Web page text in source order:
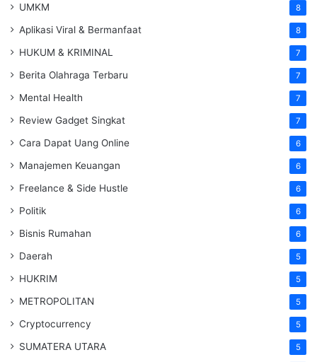
UMKM 8
Aplikasi Viral & Bermanfaat 8
HUKUM & KRIMINAL 7
Berita Olahraga Terbaru 7
Mental Health 7
Review Gadget Singkat 7
Cara Dapat Uang Online 6
Manajemen Keuangan 6
Freelance & Side Hustle 6
Politik 6
Bisnis Rumahan 6
Daerah 5
HUKRIM 5
METROPOLITAN 5
Cryptocurrency 5
SUMATERA UTARA 5